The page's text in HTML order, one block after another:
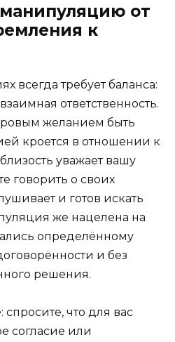
от
к
всегда требует баланса:
ответственность.
желанием быть
кроется в отношении к
уважает вашу
говорить о своих
и готов искать
же нацелена на
определённому
и без
решения.
спросите, что для вас
согласие или